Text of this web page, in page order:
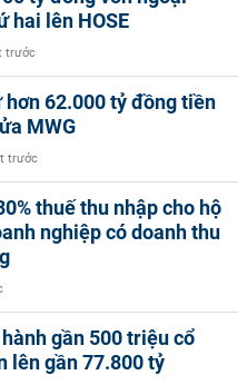
hai lên HOSE
trước
hơn 62.000 tỷ đồng tiền
MWG
trước
thuế thu nhập cho hộ
nghiệp có doanh thu
gần 500 triệu cổ
lên gần 77.800 tỷ